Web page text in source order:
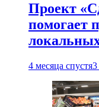
Проект
помогает
4 месяца спустя3